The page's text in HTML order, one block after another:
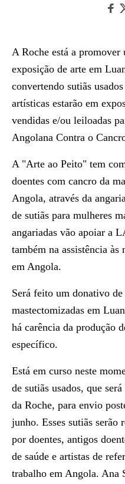
A Roche está a promover
exposição de arte em
convertendo sutiãs
artísticas estarão em
vendidas e/ou leiloadas
Angolana Contra o
A "Arte ao Peito" tem
doentes com cancro da
Angola, através da
de sutiãs para mulheres
angariadas vão apoiar a
também na assistência
em Angola.
Será feito um donativo
mastectomizadas em
há carência da produção
específico.
Está em curso neste
de sutiãs usados, que
da Roche, para envio
junho. Esses sutiãs serão
por doentes, antigos
de saúde e artistas de
trabalho em Angola. Ana